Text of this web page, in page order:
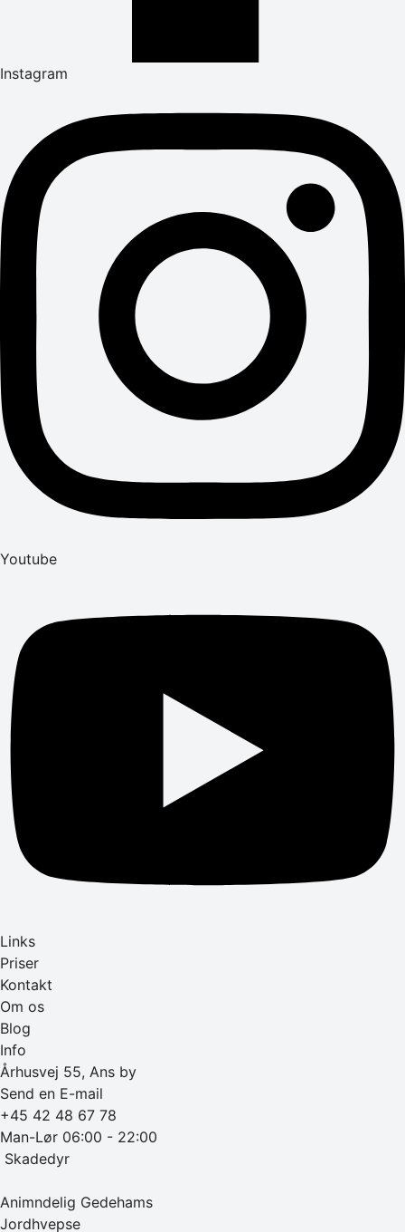
Instagram
Youtube
Links
Priser
Kontakt
Om os
Blog
Info
Århusvej 55, Ans by
Send en E-mail
+45 42 48 67 78
Man-Lør 06:00 - 22:00
‎ Skadedyr
Animndelig Gedehams
Jordhvepse